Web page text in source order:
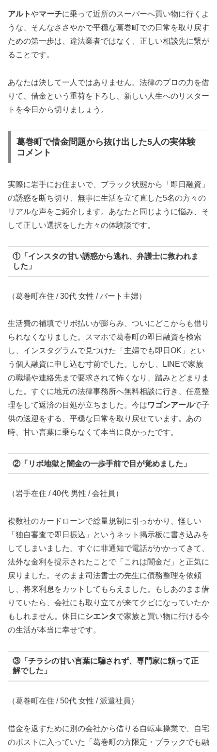
アルトやマーチに乗って近所のスーパーへ買い物に行くよ
うな、そんなささやかで平穏な葛巻町での日常を取り戻す
ための第一歩は、違法業者ではなく、正しい相談先に繋が
ることです。
あなたは決して一人ではありません。法律のプロの力を借
りて、借金という重荷を下ろし、新しい人生へのリスター
トを今日から切りましょう。
葛巻町で借金問題から抜け出した5人の実体験
コメント
実際に岩手にお住まいで、ブラック状態から「即日融資」
の誘惑を断ち切り、無事に生活を立て直した5名の方々の
リアルな声をご紹介します。あなたと同じように悩み、そ
して正しい選択をした方々の体験談です。
①「インスタの甘い誘惑から逃れ、弁護士に救われま
した」
（葛巻町在住 / 30代 女性 / パート主婦）
生活費の補填でリボ払いが膨らみ、ついにどこからも借り
られなくなりました。スマホで葛巻町の即日融資を検索
し、インスタグラムで見つけた「主婦でも即日OK」とい
う個人融資に申し込む寸前でした。しかし、LINEで家族
の職場や連絡先まで要求されて怖くなり、踏みとどまりま
した。すぐに地元の法律事務所へ無料相談に行き、任意整
理をして返済の目処が立ちました。今はワゴンアールで子
供の送迎をする、平穏な日常を取り戻せています。あの
時、甘い言葉に乗らなくて本当に良かったです。
②「リボ地獄と闇金の一歩手前で目が覚めました」
（岩手在住 / 40代 男性 / 会社員）
複数社のカードローンで総量規制に引っかかり、怪しい
「独自審査で即日振込」というネット掲示板に書き込みを
してしまいました。すぐに非通知で電話がかかってきて、
法外な金利を提示されたことで「これは闇金だ」と正気に
戻りました。そのまま司法書士の先生に債務整理を依頼
し、将来利息をカットしてもらえました。もしあのまま借
りていたら、会社にも取り立てが来てクビになっていたか
もしれません。休日にシエンタで家族と買い物に行ける今
の生活が本当に幸せです。
③「チラシの甘い言葉に騙されず、専門家に頼って正
解でした」
（葛巻町在住 / 50代 女性 / 派遣社員）
借金を返すために別の会社から借りる自転車操業で、自宅
のポストに入っていた「葛巻町の方限定・ブラックでも融